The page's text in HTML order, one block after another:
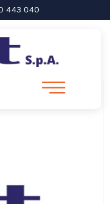
443 040